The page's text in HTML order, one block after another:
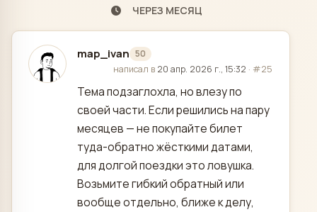
ЧЕРЕЗ МЕСЯЦ
map_ivan 50
отредактировано
написал в 20 апр. 2026 г., 15:32 · #25
Тема подзаглохла, но влезу по
своей части. Если решились на пару
месяцев — не покупайте билет
туда-обратно жёсткими датами,
для долгой поездки это ловушка.
Возьмите гибкий обратный или
вообще отдельно, ближе к делу,